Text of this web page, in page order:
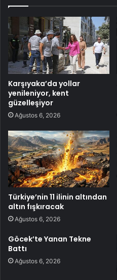
Karşıyaka’da yollar
yenileniyor, kent
güzelleşiyor
Ağustos 6, 2026
Türkiye’nin 11 ilinin altından
altın fışkıracak
Ağustos 6, 2026
Göcek’te Yanan Tekne
Battı
Ağustos 6, 2026